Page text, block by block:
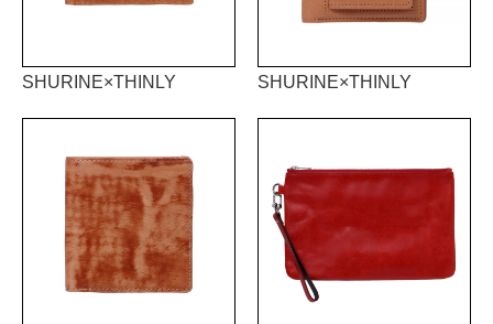
SHURINE×THINLY SHURINE×THINLY